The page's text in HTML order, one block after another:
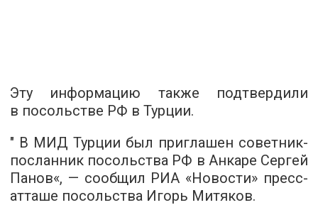
Эту информацию также подтвердили
в посольстве РФ в Турции.
" В МИД Турции был приглашен советник-
посланник посольства РФ в Анкаре Сергей
Панов«, — сообщил РИА «Новости» пресс-
атташе посольства Игорь Митяков.